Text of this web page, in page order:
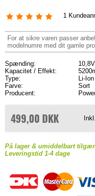
1
For at sikre varen passer
modelnumre med dit gamle
Spænding:
10,8V
Kapacitet / Effekt:
Type:
Li-
Farve:
Sort
Producent:
499,00 DKK
På lager & umiddelbart
Leveringstid 1-4 dage